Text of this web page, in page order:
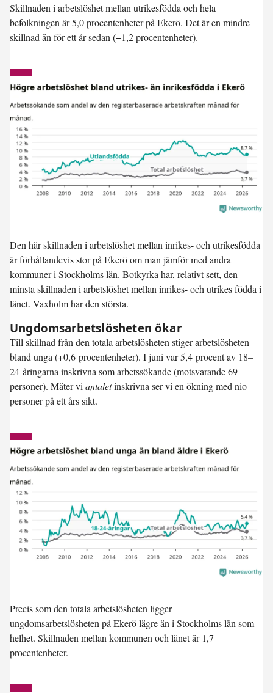
Skillnaden i arbetslöshet mellan utrikesfödda och hela
befolkningen är 5,0 procentenheter på Ekerö. Det är en mindre
skillnad än för ett år sedan (−1,2 procentenheter).
Den här skillnaden i arbetslöshet mellan inrikes- och utrikesfödda
är förhållandevis stor på Ekerö om man jämför med andra
kommuner i Stockholms län. Botkyrka har, relativt sett, den
minsta skillnaden i arbetslöshet mellan inrikes- och utrikes födda i
länet. Vaxholm har den största.
Ungdomsarbetslösheten ökar
Till skillnad från den totala arbetslösheten stiger arbetslösheten
bland unga (+0,6 procentenheter). I juni var5,4 procentav 18–
24-åringarna inskrivna som arbetssökande (motsvarande 69
personer). Mäter viantaletinskrivna ser vi en ökning med nio
personer på ett års sikt.
Precis som den totala arbetslösheten ligger
ungdomsarbetslösheten på Ekerölägreän i Stockholms län som
helhet. Skillnaden mellan kommunen och länet är 1,7
procentenheter.